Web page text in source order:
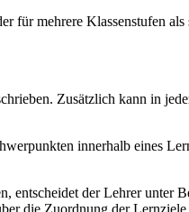
für mehrere Klassenstufen
Zusätzlich kann in
innerhalb eines
entscheidet der Lehrer unter